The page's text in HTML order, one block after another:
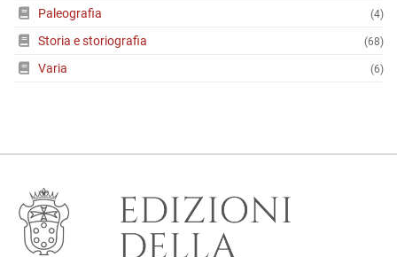
Paleografia (4)
Storia e storiografia (68)
Varia (6)